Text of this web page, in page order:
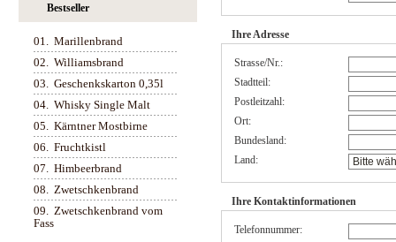
Bestseller
01. Marillenbrand
02. Williamsbrand
03. Geschenkskarton 0,35l
04. Whisky Single Malt
05. Kärntner Mostbirne
06. Fruchtkistl
07. Himbeerbrand
08. Zwetschkenbrand
09. Zwetschkenbrand vom
Fass
Ihre Adresse
Strasse/Nr.:
Stadtteil:
Postleitzahl:
Ort:
Bundesland:
Land:
Ihre Kontaktinformationen
Telefonnummer: